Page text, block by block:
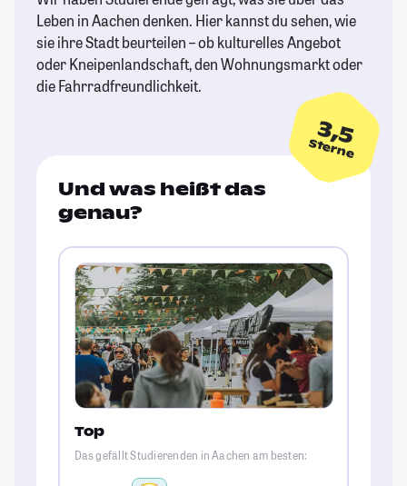
Leben in Aachen denken. Hier kannst du sehen, wie
sie ihre Stadt beurteilen – ob kulturelles Angebot
oder Kneipenlandschaft, den Wohnungsmarkt oder
die Fahrradfreundlichkeit.
3,5
Sterne
Und was heißt das
genau?
Top
Das gefällt Studierenden in Aachen am besten: